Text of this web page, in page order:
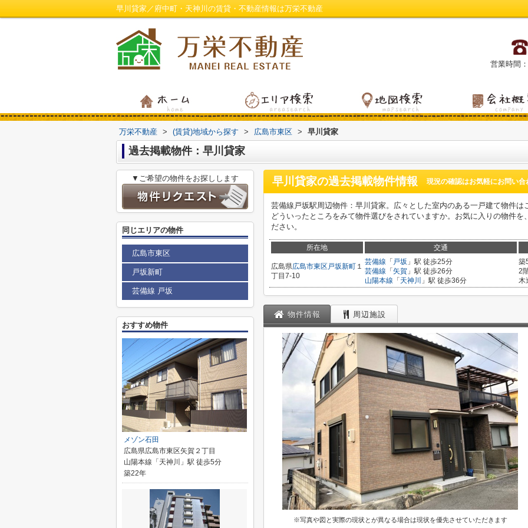
早川貸家／府中町・天神川の賃貸・不動産情報は万栄不動産
営業時間
万栄不動産 > (賃貸)地域から探す > 広島市東区 > 早川貸家
過去掲載物件：早川貸家
早川貸家の過去掲載物件情報 現況の確認はお気軽にお問い合
芸備線戸坂駅周辺物件：早川貸家。広々とした室内のある一戸建て物件
どういったところをみて物件選びをされていますか。お気に入りの物件
ださい。
所在地 交通
広島県広島市東区 戸坂新町 １
丁目7-10
芸備線 「 戸坂 」駅 徒歩25分
芸備線 「 矢賀 」駅 徒歩26分
山陽本線 「 天神川 」駅 徒歩36分
築
2
木
物件情報 周辺施設
※写真や図と実際の現状とが異なる場合は現状を優先させていただきます
▼ご希望の物件をお探しします
同じエリアの物件
広島市東区
戸坂新町
芸備線 戸坂
おすすめ物件
メゾン石田
広島県広島市東区矢賀２丁目
山陽本線「天神川」駅 徒歩5分
築22年